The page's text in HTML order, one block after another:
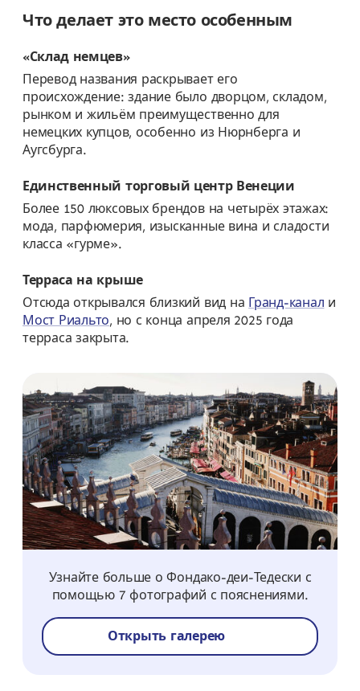
Что делает это место особенным
«Склад немцев»
Перевод названия раскрывает его
происхождение: здание было дворцом, складом,
рынком и жильём преимущественно для
немецких купцов, особенно из Нюрнберга и
Аугсбурга.
Единственный торговый центр Венеции
Более 150 люксовых брендов на четырёх этажах:
мода, парфюмерия, изысканные вина и сладости
класса «гурме».
Терраса на крыше
Отсюда открывался близкий вид на Гранд-канал и
Мост Риальто, но с конца апреля 2025 года
терраса закрыта.
Узнайте больше о Фондако-деи-Тедески с
помощью 7 фотографий с пояснениями.
Открыть галерею